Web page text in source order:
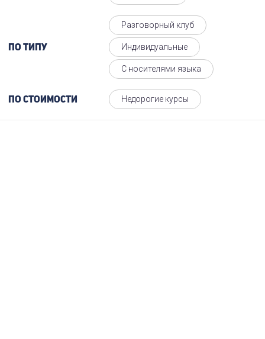
По типу
Разговорный клуб
Индивидуальные
С носителями языка
По стоимости Недорогие курсы